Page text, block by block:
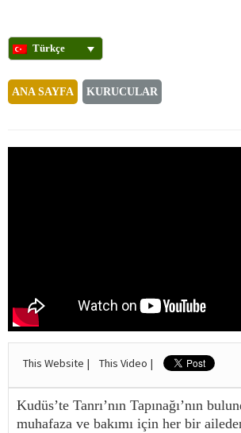
Türkçe
ANA SAYFA KURUCULAR
This Website | This Video |
Kudüs’te Tanrı’nın Tapınağı’nın
muhafaza ve bakımı için her bir